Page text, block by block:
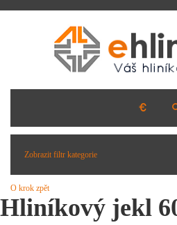
Zobrazit filtr kategorie
O krok zpět
Hliníkový jekl